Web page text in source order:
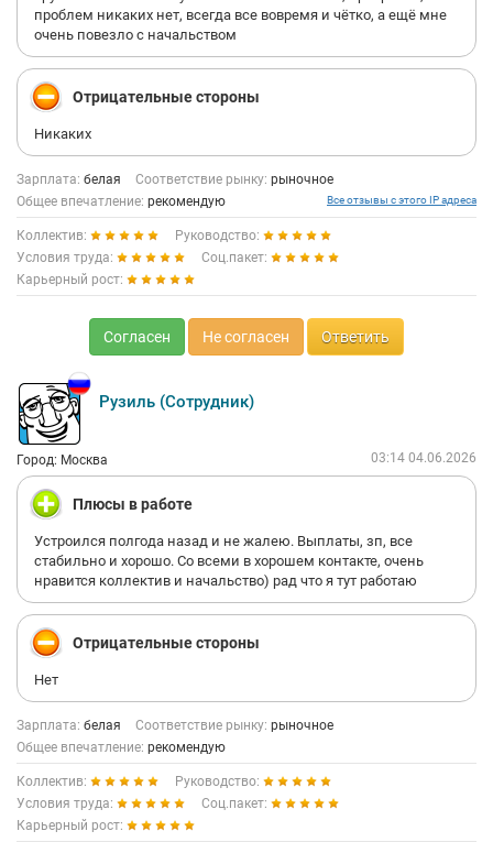
проблем никаких нет, всегда все вовремя и чётко, а ещё мне
очень повезло с начальством
Отрицательные стороны
Никаких
Зарплата: белая Соответствие рынку: рыночное
Общее впечатление: рекомендую Все отзывы с этого IP адреса
Коллектив:
Руководство:
Условия труда:
Соц.пакет:
Карьерный рост:
Согласен Не согласен Ответить
Рузиль (Сотрудник)
Город: Москва 03:14 04.06.2026
Плюсы в работе
Устроился полгода назад и не жалею. Выплаты, зп, все
стабильно и хорошо. Со всеми в хорошем контакте, очень
нравится коллектив и начальство) рад что я тут работаю
Отрицательные стороны
Нет
Зарплата: белая Соответствие рынку: рыночное
Общее впечатление: рекомендую
Коллектив:
Руководство:
Условия труда:
Соц.пакет:
Карьерный рост: